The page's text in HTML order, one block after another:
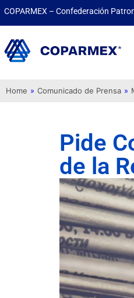
COPARMEX – Confederación
Home » Comunicado de Prensa »
Pide
de la